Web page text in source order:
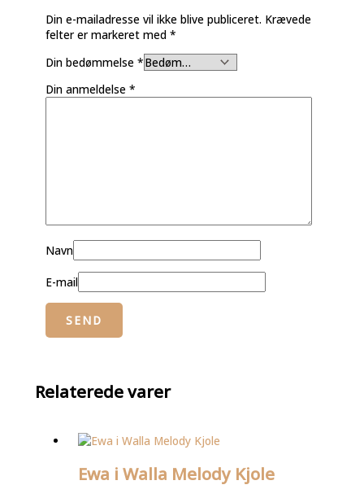
Din e-mailadresse vil ikke blive publiceret. Krævede
felter er markeret med*
Din bedømmelse*
Din anmeldelse*
Navn
E-mail
Relaterede varer
Ewa i Walla Melody Kjole